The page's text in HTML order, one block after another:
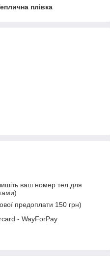
плівка
ваш номер тел для
предоплати 150 грн)
- WayForPay